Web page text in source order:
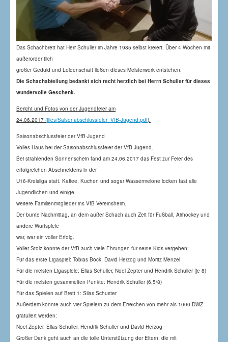
Das Schachbrett hat Herr Schuller im Jahre 1985 selbst kreiert. Über 4 Wochen mit
außerordentlich
großer Geduld und Leidenschaft ließen dieses Meisterwerk entstehen.
Die Schachabteilung bedankt sich recht herzlich bei Herrn Schuller für dieses
wundervolle Geschenk.
Bericht und Fotos von der Jugendfeier am
24.06.2017 (files/Saisonabschlussfeier_VfB-Jugend.pdf):
Saisonabschlussfeier der VfB-Jugend
Volles Haus bei der Saisonabschlussfeier der VfB Jugend.
Bei strahlenden Sonnenschein fand am 24.06.2017 das Fest zur Feier des
erfolgreichen Abschneidens in der
U16-Kreisliga statt. Kaffee, Kuchen und sogar Wassermelone locken fast alle
Jugendlichen und einige
weitere Familienmitglieder ins VfB Vereinsheim.
Der bunte Nachmittag, an dem außer Schach auch Zeit für Fußball, Airhockey und
andere Wurfspiele
war, war ein voller Erfolg.
Voller Stolz konnte der VfB auch viele Ehrungen für seine Kids vergeben:
Für das erste Ligaspiel: Tobias Böck, David Herzog und Moritz Menzel
Für die meisten Ligaspiele: Elias Schuller, Noel Zepter und Hendrik Schuller (je 8)
Für die meisten gesammelten Punkte: Hendrik Schuller (6,5/8)
Für das Spielen auf Brett 1: Silas Schuster
Außerdem konnte auch vier Spielern zu dem Erreichen von mehr als 1000 DWZ
gratuliert werden:
Noel Zepter, Elias Schuller, Hendrik Schuller und David Herzog
Großer Dank geht auch an die tolle Unterstützung der Eltern, die mit